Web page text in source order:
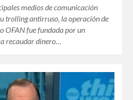
medios de comunicación
trolling antirruso, la operación de
OFAN fue fundada por un
recaudar dinero…